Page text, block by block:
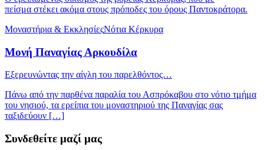
πείσμα στέκει ακόμα στους πρόποδες του όρους Παντοκράτορα.
Μοναστήρια & ΕκκλησίεςΝότια Κέρκυρα
Μονή Παναγίας Αρκουδίλα
Εξερευνώντας την αίγλη του παρελθόντος…
Πάνω από την παρθένα παραλία του Ασπρόκαβου στο νότιο τμήμα
του νησιού, τα ερείπια του μοναστηριού της Παναγίας σας
ταξιδεύουν […]
Συνδεθείτε μαζί μας